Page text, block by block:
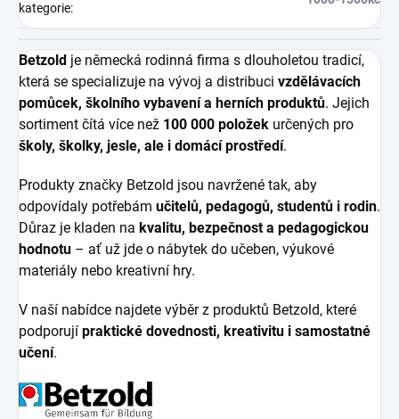
kategorie:
Betzold je německá rodinná firma s dlouholetou tradicí,
která se specializuje na vývoj a distribuci vzdělávacích
pomůcek, školního vybavení a herních produktů. Jejich
sortiment čítá více než 100 000 položek určených pro
školy, školky, jesle, ale i domácí prostředí.
Produkty značky Betzold jsou navržené tak, aby
odpovídaly potřebám učitelů, pedagogů, studentů i rodin.
Důraz je kladen na kvalitu, bezpečnost a pedagogickou
hodnotu – ať už jde o nábytek do učeben, výukové
materiály nebo kreativní hry.
V naší nabídce najdete výběr z produktů Betzold, které
podporují praktické dovednosti, kreativitu i samostatné
učení.